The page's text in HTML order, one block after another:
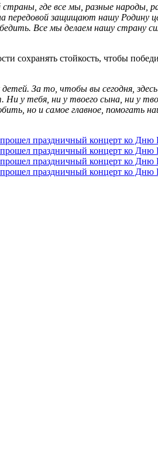
страны, где все мы, разные народы,
передовой защищают нашу Родину
Все мы делаем нашу страну
сохранять стойкость, чтобы
За то, чтобы вы сегодня, здесь
у тебя, ни у твоего сына, ни у
но и самое главное, помогать